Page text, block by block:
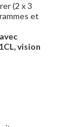
(2 x 3
et
vision